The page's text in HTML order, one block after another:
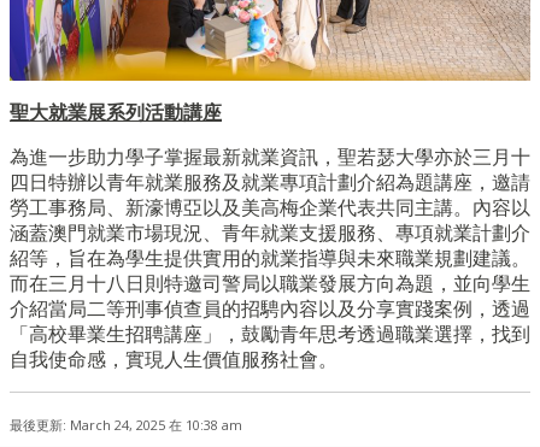
聖大就業展系列活動講座
為進一步助力學子掌握最新就業資訊，聖若瑟大學亦於三月十
四日特辦以青年就業服務及就業專項計劃介紹為題講座，邀請
勞工事務局、新濠博亞以及美高梅企業代表共同主講。內容以
涵蓋澳門就業市場現況、青年就業支援服務、專項就業計劃介
紹等，旨在為學生提供實用的就業指導與未來職業規劃建議。
而在三月十八日則特邀司警局以職業發展方向為題，並向學生
介紹當局二等刑事偵查員的招騁內容以及分享實踐案例，透過
「高校畢業生招聘講座」，鼓勵青年思考透過職業選擇，找到
自我使命感，實現人生價值服務社會。
最後更新: March 24, 2025 在 10:38 am